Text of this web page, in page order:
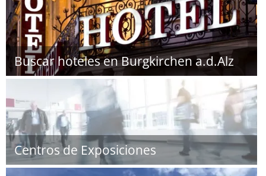
Buscar hoteles en Burgkirchen a.d.Alz
Centros de Exposiciones